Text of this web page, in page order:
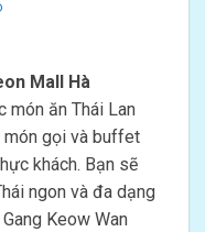
Mall Hà
món ăn Thái Lan
món gọi và buffet
khách. Bạn sẽ
ngon và đa dạng
Keow Wan